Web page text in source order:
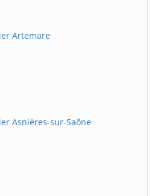
Artemare
Asnières-sur-Saône